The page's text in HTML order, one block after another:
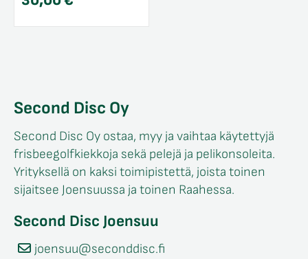
Second Disc Oy
Second Disc Oy ostaa, myy ja vaihtaa käytettyjä
frisbeegolfkiekkoja sekä pelejä ja pelikonsoleita.
Yrityksellä on kaksi toimipistettä, joista toinen
sijaitsee Joensuussa ja toinen Raahessa.
Second Disc Joensuu
joensuu@seconddisc.fi